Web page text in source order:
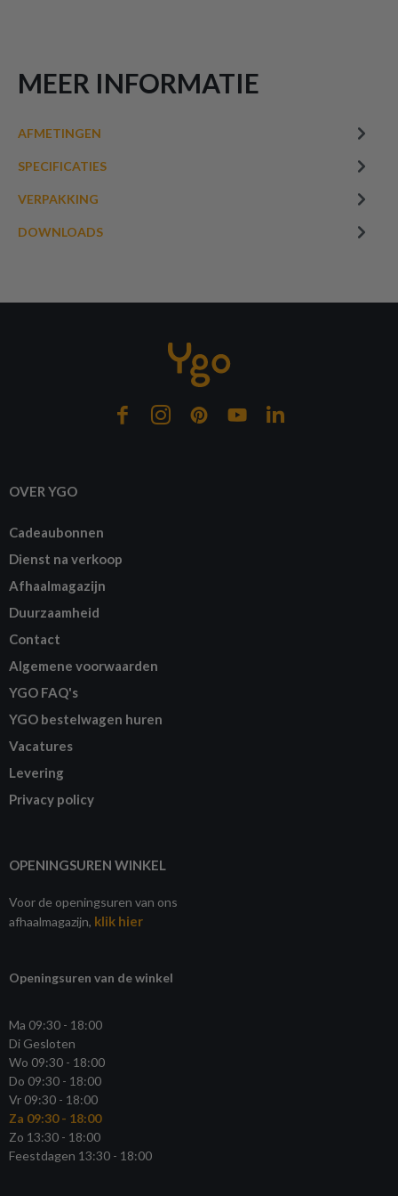
MEER INFORMATIE
AFMETINGEN
SPECIFICATIES
VERPAKKING
DOWNLOADS
OVER YGO
Cadeaubonnen
Dienst na verkoop
Afhaalmagazijn
Duurzaamheid
Contact
Algemene voorwaarden
YGO FAQ's
YGO bestelwagen huren
Vacatures
Levering
Privacy policy
OPENINGSUREN WINKEL
Voor de openingsuren van ons
afhaalmagazijn, klik hier
Openingsuren van de winkel
Ma 09:30 - 18:00
Di Gesloten
Wo 09:30 - 18:00
Do 09:30 - 18:00
Vr 09:30 - 18:00
Za 09:30 - 18:00
Zo 13:30 - 18:00
Feestdagen 13:30 - 18:00